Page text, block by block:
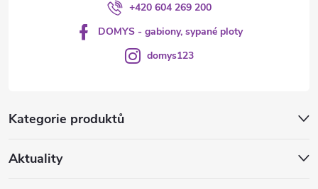
Kategorie produktů
Aktuality
+420 604 269 200
DOMYS - gabiony, sypané ploty
domys123